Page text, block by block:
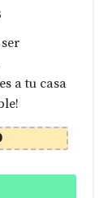
a tu casa